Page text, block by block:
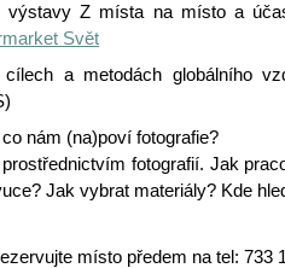
Z místa na místo a
Svět
a metodách globálního
nám (na)poví fotografie?
fotografií. Jak
Jak vybrat materiály? Kde
místo předem na tel: 733